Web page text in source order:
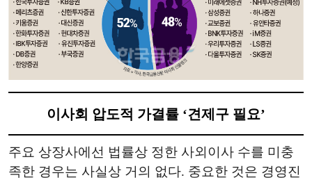
이사회 압도적 가결률 ‘견제구 필요’
주요 상장사에선 법률상 정한 사외이사 수를 미충
족한 경우는 사실상 거의 없다. 중요한 것은 경영진